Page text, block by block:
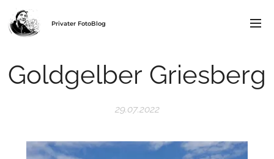
Privater FotoBlog
Goldgelber Griesberg
29.07.2022